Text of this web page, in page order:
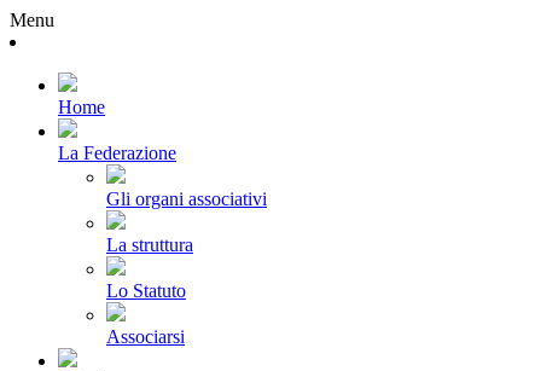
Menu
Home
La Federazione
Gli organi associativi
La struttura
Lo Statuto
Associarsi